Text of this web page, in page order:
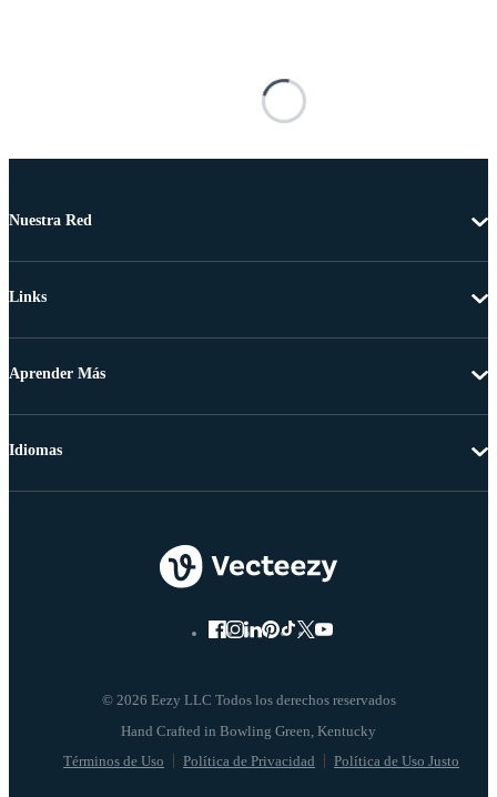
Nuestra Red
Links
Aprender Más
© 2026 Eezy LLC Todos los derechos reservados
Términos de Uso Política de Privacidad Política de Uso Justo
Idiomas